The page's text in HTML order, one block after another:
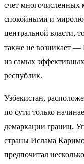
счет многочисленных
спокойными и
центральной власти,
также не возникает —
из самых эффективных
республик.
Узбекистан,
по сути только
демаркации границ.
страны Ислама
предпочитал